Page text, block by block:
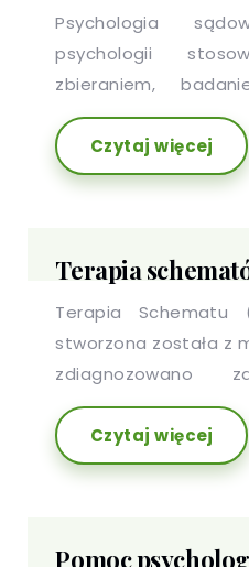
rozwód okiem
Psychologia
psychologii
zbieraniem,
dowodów dla celów
zainteresowania
określanego
podejrzany lub
przestępstwa
stanowiących
Czytaj więcej
Terapia
Terapia Schematu
stworzona została z
zdiagnozowano
najczęściej
zaburzeniami
Czytaj więcej
Pomoc